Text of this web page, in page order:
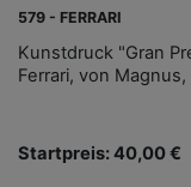
579 - FERRARI
Kunstdruck "Gran
Ferrari, von
Startpreis: 40,00 €